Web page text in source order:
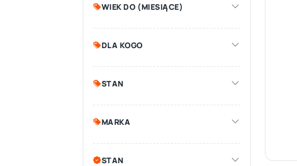
WIEK DO (MIESIĄCE)
DLA KOGO
STAN
MARKA
STAN